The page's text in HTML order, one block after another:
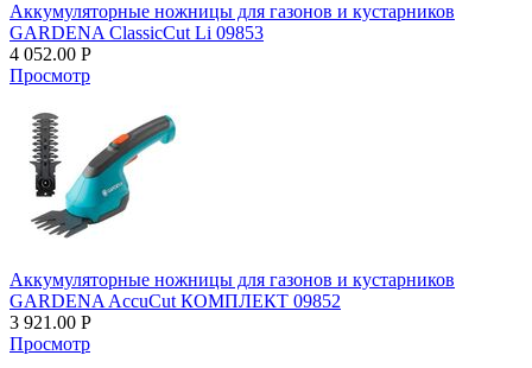
Аккумуляторные ножницы для газонов и кустарников
GARDENA ClassicCut Li 09853
4 052.00 Р
Просмотр
Аккумуляторные ножницы для газонов и кустарников
GARDENA AccuCut КОМПЛЕКТ 09852
3 921.00 Р
Просмотр